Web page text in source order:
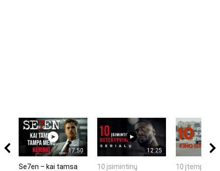
17:50
Se7en – kai tamsa
12:25
10 įsimintinų
10 įtemptų,